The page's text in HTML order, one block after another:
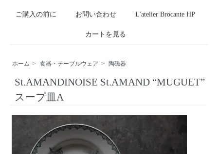
ご購入の前に お問い合わせ L'atelier Brocante HP
カートを見る
ホーム > 食器・テーブルウェア > 陶磁器
St.AMANDINOISE St.AMAND “MUGUET”
スープ皿A